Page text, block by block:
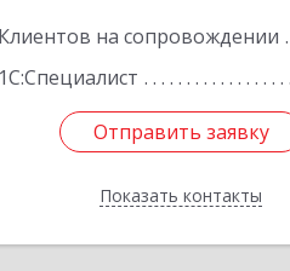
Клиентов на сопровождении
1С:Специалист
Отправить заявку
Показать контакты
Отправить заявку
Назад